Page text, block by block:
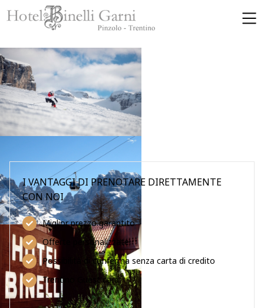
SKIP TO MAIN CONTENT
I VANTAGGI DI PRENOTARE DIRETTAMENTE
CON NOI
Miglior prezzo garantito
Offerte personalizzate
Possibilità di conferma senza carta di credito
Trentino Guest card